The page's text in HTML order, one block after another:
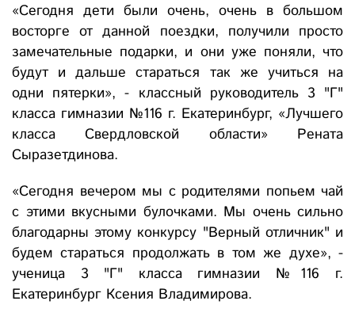
«Сегодня дети были очень, очень в большом
восторге от данной поездки, получили просто
замечательные подарки, и они уже поняли, что
будут и дальше стараться так же учиться на
одни пятерки», - классный руководитель 3 "Г"
класса гимназии №116 г. Екатеринбург, «Лучшего
класса Свердловской области» Рената
Сыразетдинова.
«Сегодня вечером мы с родителями попьем чай
с этими вкусными булочками. Мы очень сильно
благодарны этому конкурсу "Верный отличник" и
будем стараться продолжать в том же духе», -
ученица 3 "Г" класса гимназии №116 г.
Екатеринбург Ксения Владимирова.